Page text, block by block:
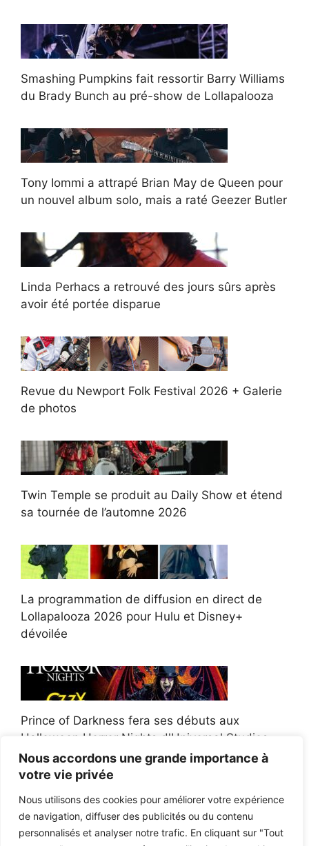
Nous accordons une grande importance à
votre vie privée
Nous utilisons des cookies pour améliorer votre expérience
de navigation, diffuser des publicités ou du contenu
personnalisés et analyser notre trafic. En cliquant sur "Tout
Smashing Pumpkins fait ressortir Barry Williams
du Brady Bunch au pré-show de Lollapalooza
Tony Iommi a attrapé Brian May de Queen pour
un nouvel album solo, mais a raté Geezer Butler
Linda Perhacs a retrouvé des jours sûrs après
avoir été portée disparue
Revue du Newport Folk Festival 2026 + Galerie
de photos
Twin Temple se produit au Daily Show et étend
sa tournée de l’automne 2026
La programmation de diffusion en direct de
Lollapalooza 2026 pour Hulu et Disney+
dévoilée
Prince of Darkness fera ses débuts aux
Halloween Horror Nights d'Universal Studios
Afroman poursuit un policier de l'Ohio après la
victoire du jury en diffamation